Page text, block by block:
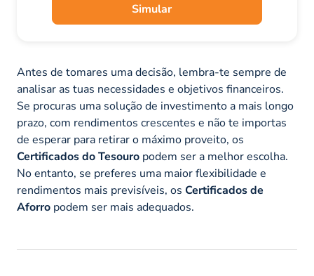
Simular
Antes de tomares uma decisão, lembra-te sempre de
analisar as tuas necessidades e objetivos financeiros.
Se procuras uma solução de investimento a mais longo
prazo, com rendimentos crescentes e não te importas
de esperar para retirar o máximo proveito, os
Certificados do Tesouro podem ser a melhor escolha.
No entanto, se preferes uma maior flexibilidade e
rendimentos mais previsíveis, os Certificados de
Aforro podem ser mais adequados.